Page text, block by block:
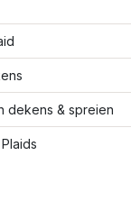
dekens & spreien